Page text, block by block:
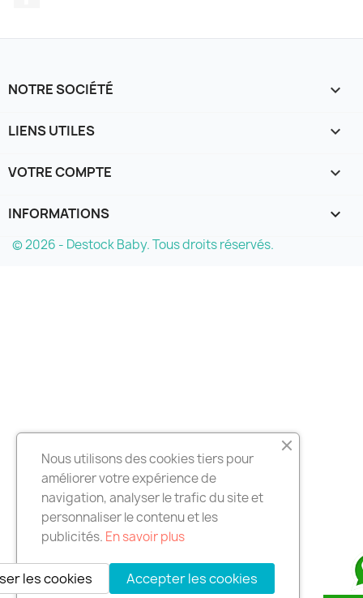
NOTRE SOCIÉTÉ 
LIENS UTILES 
VOTRE COMPTE 
INFORMATIONS keyboard_arrow_down
© 2026 - Destock Baby. Tous droits réservés.
Nous utilisons des cookies tiers pour
améliorer votre expérience de
navigation, analyser le trafic du site et
personnaliser le contenu et les
publicités. En savoir plus
Accepter les cookies
les cookies